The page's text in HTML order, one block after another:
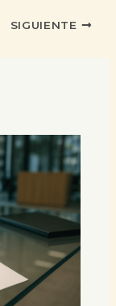
SIGUIENTE